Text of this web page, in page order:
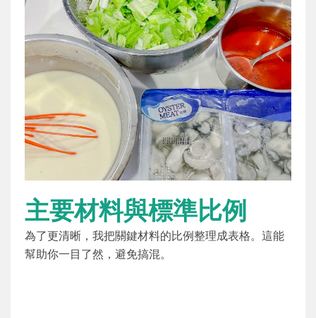
主要材料與標準比例
為了更清晰，我把關鍵材料的比例整理成表格。這能
幫助你一目了然，避免搞混。